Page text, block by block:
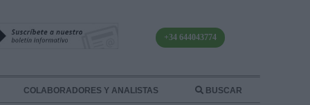
+34 644043774
COLABORADORES Y ANALISTAS BUSCAR